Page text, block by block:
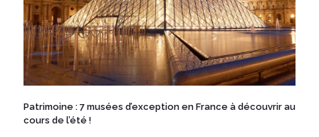
Patrimoine : 7 musées d’exception en France à découvrir au
cours de l’été !